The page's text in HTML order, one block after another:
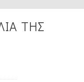
ΤΗΣ